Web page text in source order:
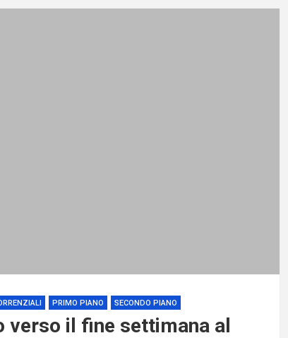
PRIMO PIANO SECONDO PIANO
verso il fine settimana al